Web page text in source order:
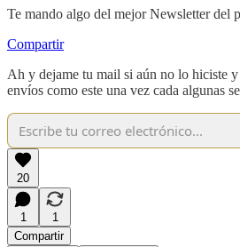
Te mando algo del mejor Newsletter del
Compartir
Ah y dejame tu mail si aún no lo hiciste
envíos como este una vez cada algunas
20
1
1
Compartir